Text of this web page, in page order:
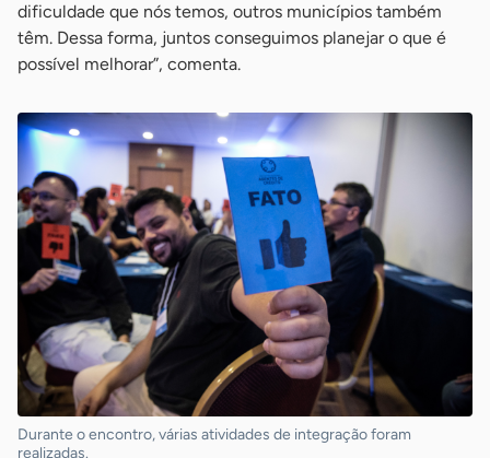
dificuldade que nós temos, outros municípios também
têm. Dessa forma, juntos conseguimos planejar o que é
possível melhorar”, comenta.
Durante o encontro, várias atividades de integração foram
realizadas.